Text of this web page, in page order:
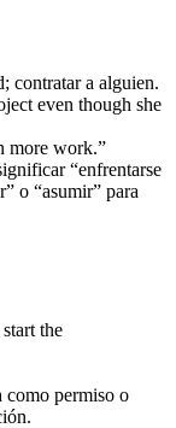
contratar a alguien.
even though she
more work.”
“enfrentarse
o “asumir” para
the
como permiso o